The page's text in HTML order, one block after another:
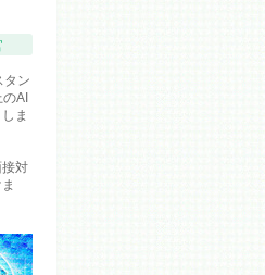
タン
のAI
ま
対